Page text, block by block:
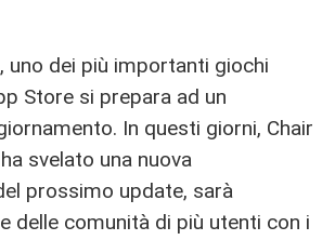
uno dei più importanti giochi
Store si prepara ad un
In questi giorni, Chair
svelato una nuova
prossimo update, sarà
delle comunità di più utenti con i